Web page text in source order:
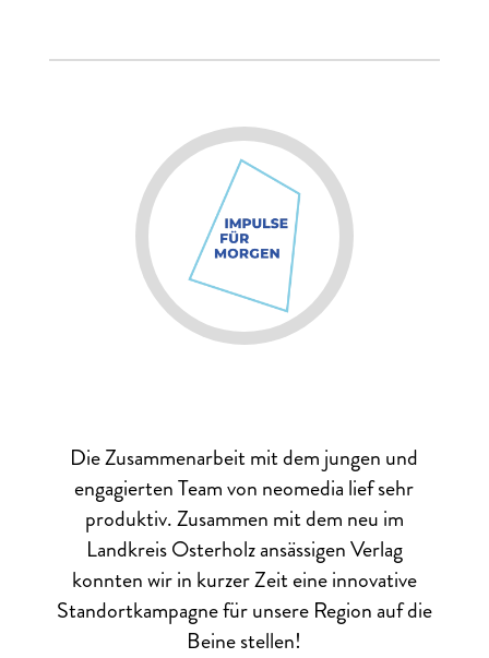
Die Zusammenarbeit mit dem jungen und
engagierten Team von neomedia lief sehr
produktiv. Zusammen mit dem neu im
Landkreis Osterholz ansässigen Verlag
konnten wir in kurzer Zeit eine innovative
Standortkampagne für unsere Region auf die
Beine stellen!